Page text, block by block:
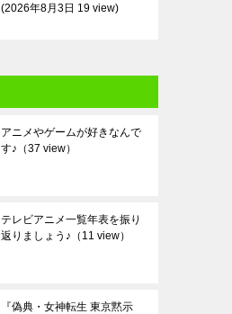
2026年8月3日 19 view
アニメやゲームが好きなんで
す♪ （37 view）
テレビアニメ一覧年表を振り
返りましょう♪ （11 view）
『偽典・女神転生 東京黙示